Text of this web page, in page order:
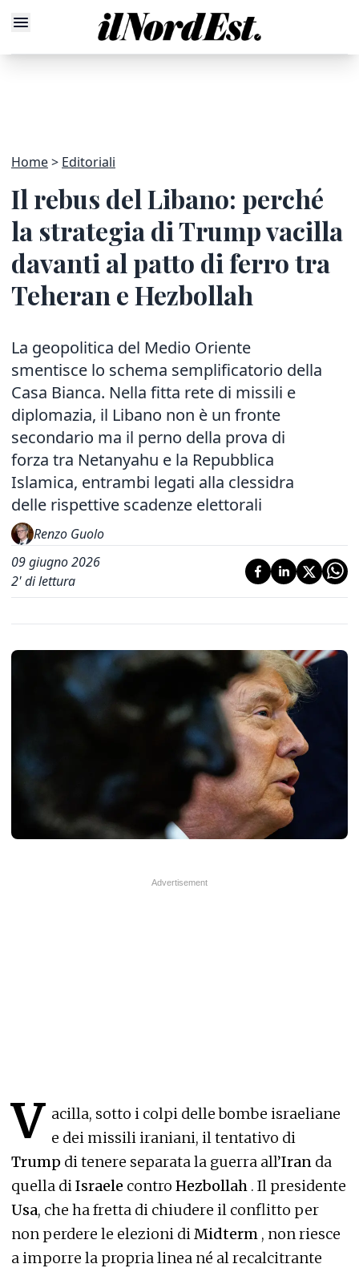
Home Editoriali
Il rebus del Libano: perché
la strategia di Trump vacilla
davanti al patto di ferro tra
Teheran e Hezbollah
La geopolitica del Medio Oriente
smentisce lo schema semplificatorio della
Casa Bianca. Nella fitta rete di missili e
diplomazia, il Libano non è un fronte
secondario ma il perno della prova di
forza tra Netanyahu e la Repubblica
Islamica, entrambi legati alla clessidra
delle rispettive scadenze elettorali
Renzo Guolo
09 giugno 2026
2' di lettura
V acilla, sotto i colpi delle bombe israeliane
e dei missili iraniani, il tentativo di
Trump di tenere separata la guerra all’Iran da
quella diIsraele contro Hezbollah . Il presidente
Usa, che ha fretta di chiudere il conflitto per
non perdere le elezioni diMidterm , non riesce
a imporre la propria linea né al recalcitrante